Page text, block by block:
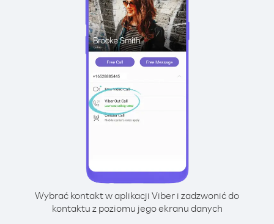
Wybrać kontakt w aplikacji Viber i zadzwonić do
kontaktu z poziomu jego ekranu danych